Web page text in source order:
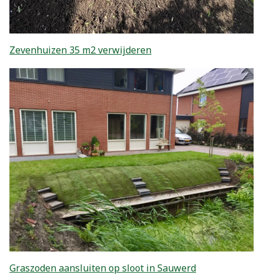
Zevenhuizen 35 m2 verwijderen
Graszoden aansluiten op sloot in Sauwerd